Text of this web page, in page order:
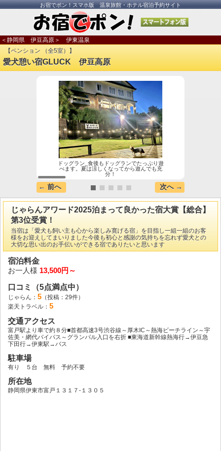
お宿でポン！スマホ版 温泉旅館・ホテル宿泊予約サイト
＜静岡県 伊豆高原＞ 伊東温泉
【ペンション （全5室）】
愛犬憩い宿GLUCK 伊豆高原
ドッグラン_食後もドッグランでたっぷり遊
べます。夏は涼しくなってから遊んでも充
分！
← 前へ 次へ →
じゃらんアワード2025泊まって良かった宿大賞【総合】
第3位受賞！
当宿は「愛犬も飼い主も心から楽しみ寛げる宿」を目指し一組一組のお客
様をお迎えしてまいりました今後も初心と感謝の気持ちを忘れず愛犬との
大切な思い出のお手伝いができる宿でありたいと思います
宿泊料金
お一人様 13,500円～
口コミ（5点満点中）
じゃらん： 5 （投稿：29件）
楽天トラベル： 5
交通アクセス
富戸駅より車で約８分■首都高速3号渋谷線～厚木IC～熱海ビーチライン～宇
佐美・網代バイパス～グランパル入口を右折 ■東海道新幹線熱海行→伊豆急
下田行→伊東駅→バス
駐車場
有り ５台 無料 予約不要
所在地
静岡県伊東市富戸１３１７‐１３０５